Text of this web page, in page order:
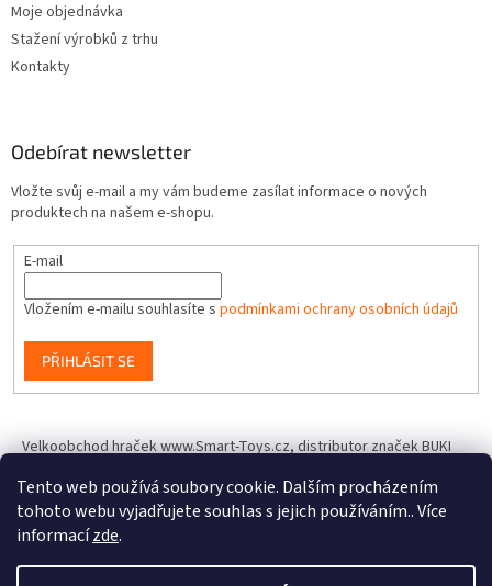
Tento web používá soubory cookie. Dalším procházením
tohoto webu vyjadřujete souhlas s jejich používáním.. Více
informacízde.
Moje objednávka
Stažení výrobků z trhu
Kontakty
Odebírat newsletter
Vložte svůj e-mail a my vám budeme zasílat informace o nových
produktech na našem e-shopu.
E-mail
Vložením e-mailu souhlasíte s podmínkami ochrany osobních údajů
PŘIHLÁSIT SE
Velkoobchod hraček www.Smart-Toys.cz, distributor značek BUKI